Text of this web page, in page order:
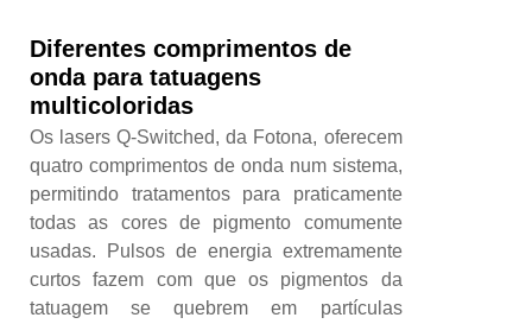
Diferentes comprimentos de
onda para tatuagens
multicoloridas
Os lasers Q-Switched, da Fotona, oferecem
quatro comprimentos de onda num sistema,
permitindo tratamentos para praticamente
todas as cores de pigmento comumente
usadas. Pulsos de energia extremamente
curtos fazem com que os pigmentos da
tatuagem se quebrem em partículas